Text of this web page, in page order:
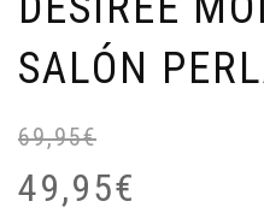
SALÓN
69,95€
49,95€